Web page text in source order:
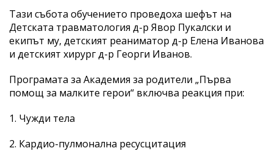
Тази събота обучението проведоха шефът на
Детската травматология д-р Явор Пукалски и
екипът му, детският реаниматор д-р Елена Иванова
и детският хирург д-р Георги Иванов.
Програмата за Академия за родители „Първа
помощ за малките герои“ включва реакция при:
1. Чужди тела
2. Кардио-пулмонална ресусцитация